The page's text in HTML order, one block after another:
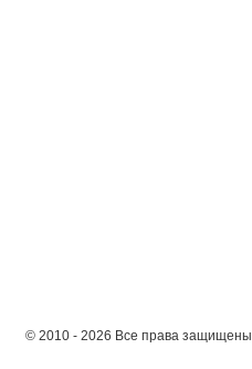
© 2010 - 2026 Все права защищены